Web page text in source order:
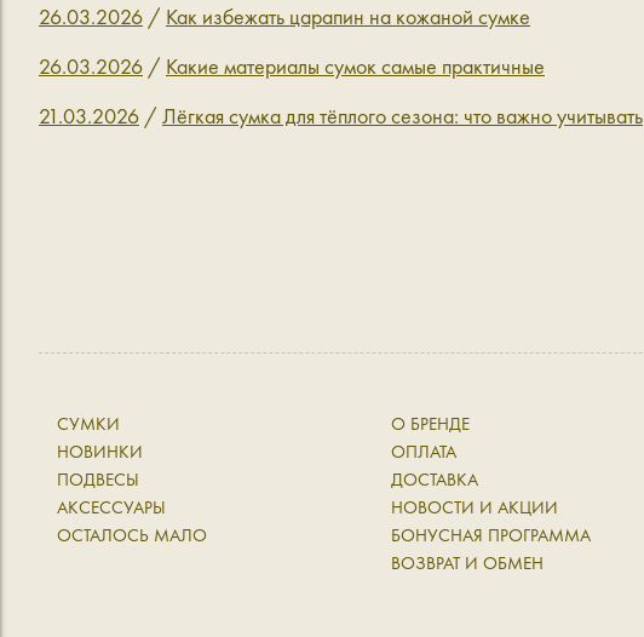
26.03.2026 / Как избежать царапин на кожаной сумке
26.03.2026 / Какие материалы сумок самые практичные
21.03.2026 / Лёгкая сумка для тёплого сезона: что важно учитывать
СУМКИ
НОВИНКИ
ПОДВЕСЫ
АКСЕССУАРЫ
ОСТАЛОСЬ МАЛО
О БРЕНДЕ
ОПЛАТА
ДОСТАВКА
НОВОСТИ И АКЦИИ
БОНУСНАЯ ПРОГРАММА
ВОЗВРАТ И ОБМЕН